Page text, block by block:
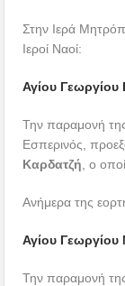
Στην Iερά
Ιεροί Ναοί:
Αγίου Γεωργίου
Την παραμονή
Εσπερινός,
Καρδατζή , ο
Ανήμερα της
Αγίου Γεωργίου
Την παραμονή